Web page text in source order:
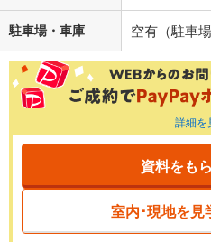
駐車場・車庫 空有（駐車
詳細を
資料をも
室内･現地を見